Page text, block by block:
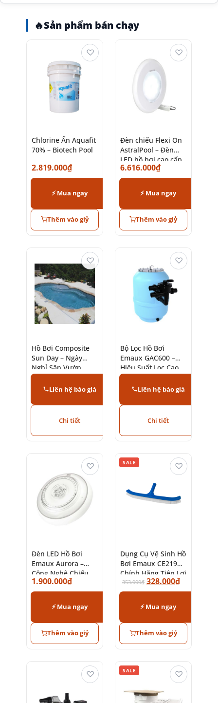
🔥Sản phẩm bán chạy
Chlorine Ấn Aquafit
70% – Biotech Pool
2.819.000₫
⚡ Mua ngay
Thêm vào giỷ
♡
Đèn chiếu Flexi On
AstralPool – Đèn
LED hồ bơi cao cấp
chính hãng
6.616.000₫
⚡ Mua ngay
Thêm vào giỷ
♡
Hồ Bơi Composite
Sun Day – Ngày
Nghỉ Sân Vườn
Hoàn Hảo
Liên hệ báo giá
Chi tiết
♡
Bộ Lọc Hồ Bơi
Emaux GAC600 –
Hiệu Suất Lọc Cao,
Bền Bỉ
Liên hệ báo giá
Chi tiết
♡
Đèn LED Hồ Bơi
Emaux Aurora –
Công Nghệ Chiếu
Sáng Hiện Đại
1.900.000₫
⚡ Mua ngay
Thêm vào giỷ
♡ SALE
Dụng Cụ Vệ Sinh Hồ
Bơi Emaux CE219
Chính Hãng Tiện Lợi
353.000₫ 328.000₫
⚡ Mua ngay
Thêm vào giỷ
♡
♡ SALE ♡